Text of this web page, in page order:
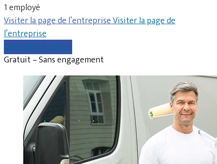
1 employé
Visiter la page de l’entrepriseVisiter la page de
l’entreprise
Comparer les devis
Gratuit – Sans engagement